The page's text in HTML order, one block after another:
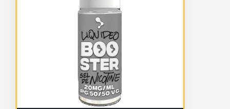
prix :
1,10 €
à
9,99 €